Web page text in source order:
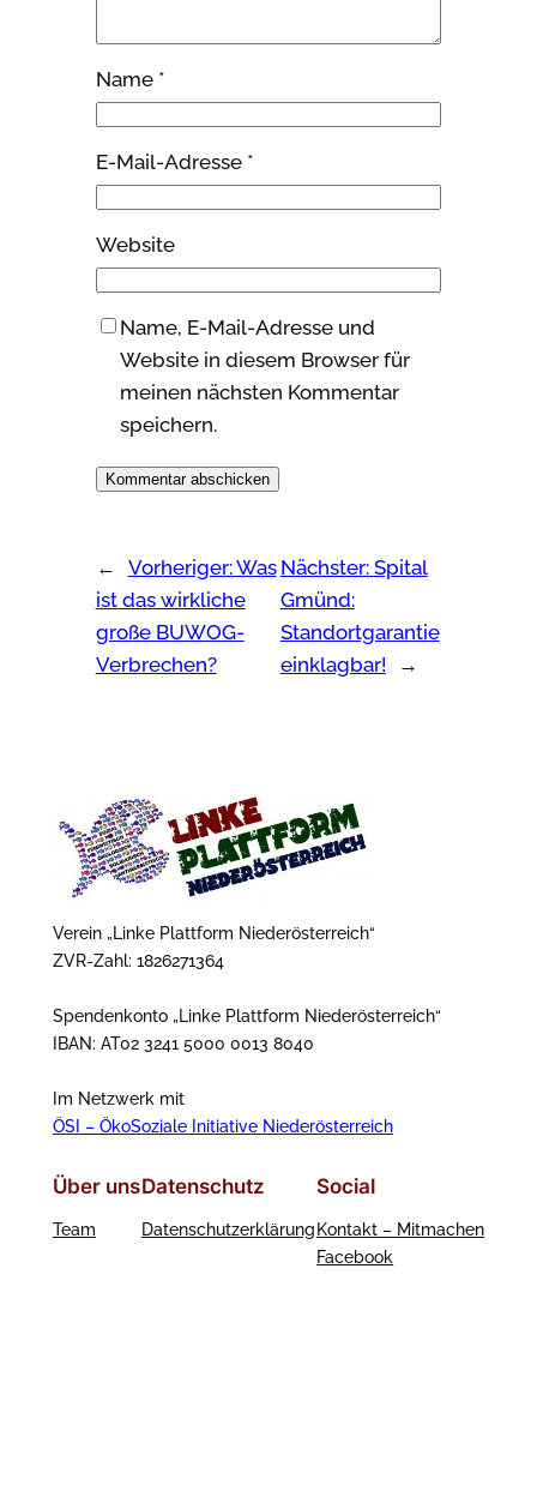
Name *
E-Mail-Adresse *
Website
Name, E-Mail-Adresse und
Website in diesem Browser für
meinen nächsten Kommentar
speichern.
← Vorheriger:Was
ist das wirkliche
große BUWOG-
Verbrechen?
Nächster: Spital
Gmünd:
Standortgarantie
einklagbar!
→
Verein „Linke Plattform Niederösterreich“
ZVR-Zahl: 1826271364
Spendenkonto „Linke Plattform Niederösterreich“
IBAN: AT02 3241 5000 0013 8040
Im Netzwerk mit
ÖSI – ÖkoSoziale Initiative Niederösterreich
Über uns
Team
Datenschutz
Datenschutzerklärung
Social
Kontakt – Mitmachen
Facebook